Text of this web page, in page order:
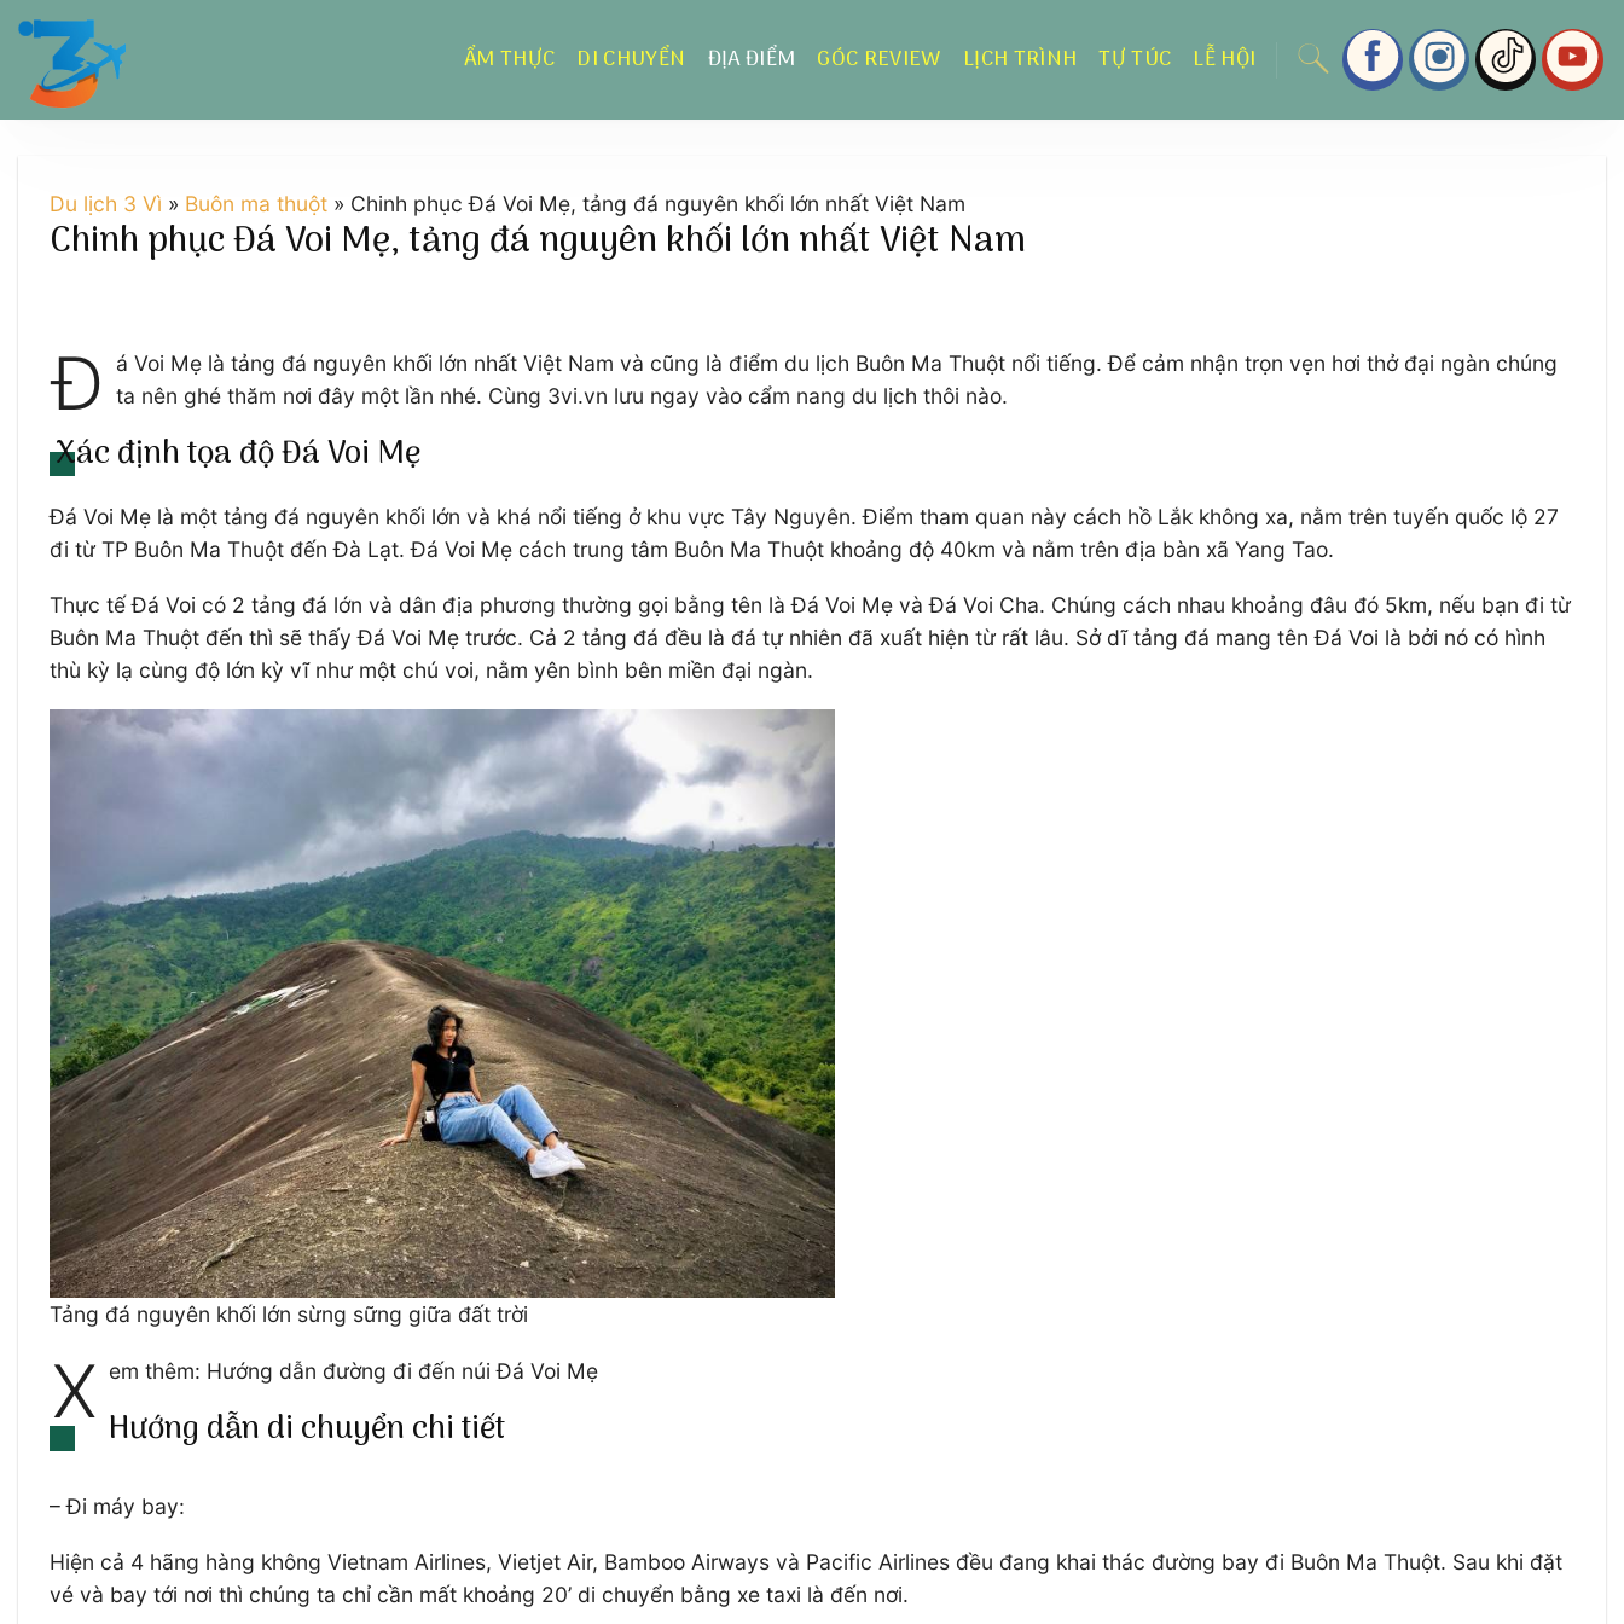
Chuyển
dung
ẨM THỰC DI CHUYỂN ĐỊA ĐIỂM GÓC REVIEW LỊCH TRÌNH TỰ TÚC LỄ HỘI
Du lịch 3 Vì » Buôn ma thuột » Chinh phục Đá Voi Mẹ, tảng đá nguyên khối lớn nhất Việt Nam
Chinh phục Đá Voi Mẹ, tảng đá nguyên khối lớn nhất Việt Nam
Đ
á Voi Mẹ là tảng đá nguyên khối lớn nhất Việt Nam và cũng là điểm du lịch Buôn Ma Thuột nổi tiếng. Để cảm nhận trọn vẹn hơi thở đại ngàn chúng
ta nên ghé thăm nơi đây một lần nhé. Cùng 3vi.vn lưu ngay vào cẩm nang du lịch thôi nào.
Xác định tọa độ Đá Voi Mẹ
Đá Voi Mẹ là một tảng đá nguyên khối lớn và khá nổi tiếng ở khu vực Tây Nguyên. Điểm tham quan này cách hồ Lắk không xa, nằm trên tuyến quốc lộ 27
đi từ TP Buôn Ma Thuột đến Đà Lạt. Đá Voi Mẹ cách trung tâm Buôn Ma Thuột khoảng độ 40km và nằm trên địa bàn xã Yang Tao.
Thực tế Đá Voi có 2 tảng đá lớn và dân địa phương thường gọi bằng tên là Đá Voi Mẹ và Đá Voi Cha. Chúng cách nhau khoảng đâu đó 5km, nếu bạn đi từ
Buôn Ma Thuột đến thì sẽ thấy Đá Voi Mẹ trước. Cả 2 tảng đá đều là đá tự nhiên đã xuất hiện từ rất lâu. Sở dĩ tảng đá mang tên Đá Voi là bởi nó có hình
thù kỳ lạ cùng độ lớn kỳ vĩ như một chú voi, nằm yên bình bên miền đại ngàn.
Tảng đá nguyên khối lớn sừng sững giữa đất trời
X em thêm: Hướng dẫn đường đi đến núi Đá Voi Mẹ
Hướng dẫn di chuyển chi tiết
– Đi máy bay:
Hiện cả 4 hãng hàng không Vietnam Airlines, Vietjet Air, Bamboo Airways và Pacific Airlines đều đang khai thác đường bay đi Buôn Ma Thuột. Sau khi đặt
vé và bay tới nơi thì chúng ta chỉ cần mất khoảng 20’ di chuyển bằng xe taxi là đến nơi.